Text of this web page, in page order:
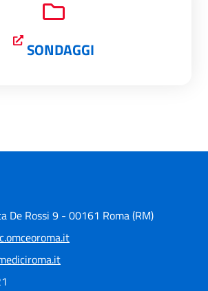
SONDAGGI
De Rossi 9 - 00161 Roma (RM)